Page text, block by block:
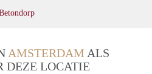
AMSTERDAM ALS
DEZE LOCATIE